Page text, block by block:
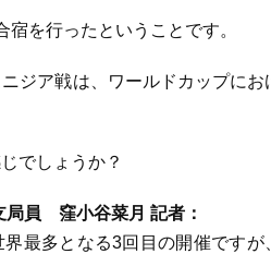
を行ったということです。
ジア戦は、ワールドカップに
でしょうか？
局員 窪小谷菜月 記者：
最多となる3回目の開催です